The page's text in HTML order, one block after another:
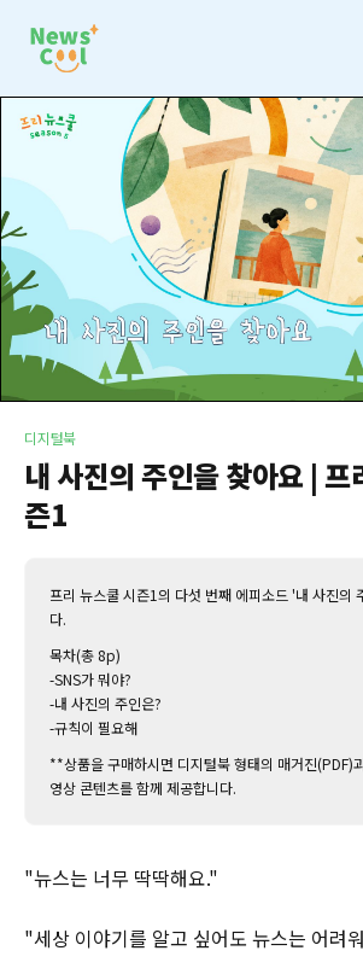
디지털북
내 사진의 주인을 찾아요 | 프
즌1
프리 뉴스쿨 시즌1의 다섯 번째 에피소드 '내 사진의
다.
목차(총 8p)
-SNS가 뭐야?
-내 사진의 주인은?
-규칙이 필요해
**상품을 구매하시면 디지털북 형태의 매거진(PDF)
영상 콘텐츠를 함께 제공합니다.
"뉴스는 너무 딱딱해요."
"세상 이야기를 알고 싶어도 뉴스는 어려